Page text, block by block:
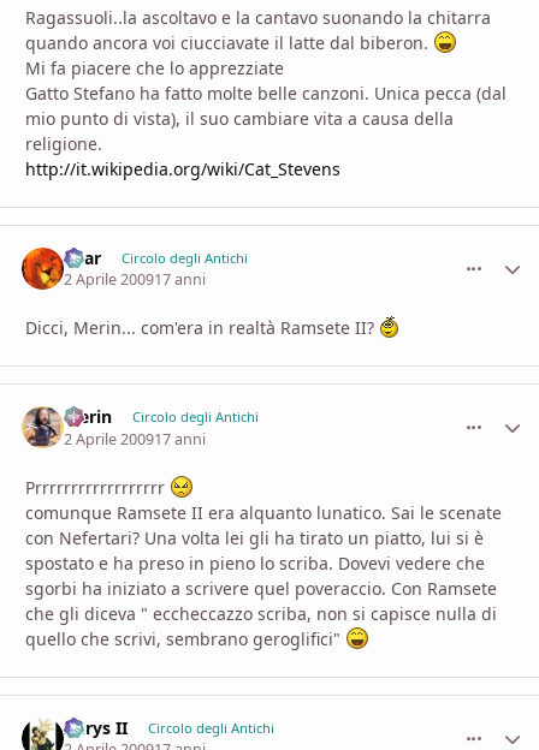
Ragassuoli..la ascoltavo e la cantavo suonando la chitarra
quando ancora voi ciucciavate il latte dal biberon.
Mi fa piacere che lo apprezziate
Gatto Stefano ha fatto molte belle canzoni. Unica pecca (dal
mio punto di vista), il suo cambiare vita a causa della
religione.
http://it.wikipedia.org/wiki/Cat_Stevens
Shar Circolo degli Antichi
2 Aprile 200917 anni
Dicci, Merin... com'era in realtà Ramsete II?
Merin Circolo degli Antichi
2 Aprile 200917 anni
Prrrrrrrrrrrrrrrrrr
comunque Ramsete II era alquanto lunatico. Sai le scenate
con Nefertari? Una volta lei gli ha tirato un piatto, lui si è
spostato e ha preso in pieno lo scriba. Dovevi vedere che
sgorbi ha iniziato a scrivere quel poveraccio. Con Ramsete
che gli diceva " eccheccazzo scriba, non si capisce nulla di
quello che scrivi, sembrano geroglifici"
Aerys II Circolo degli Antichi